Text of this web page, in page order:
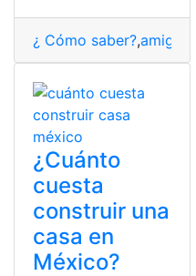
¿ Cómo saber?,amigos
¿Cuánto
cuesta
construir una
casa en
México?